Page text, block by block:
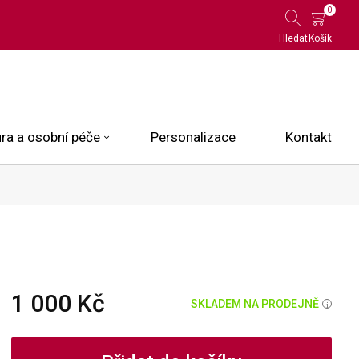
Hledat
0
Košík
a osobní péče Personalizace Kontakt
1 000 Kč SKLADEM NA PRODEJNĚ i